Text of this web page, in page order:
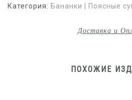
Категория: Бананки | Поясные
Доставка и
ПОХОЖИЕ